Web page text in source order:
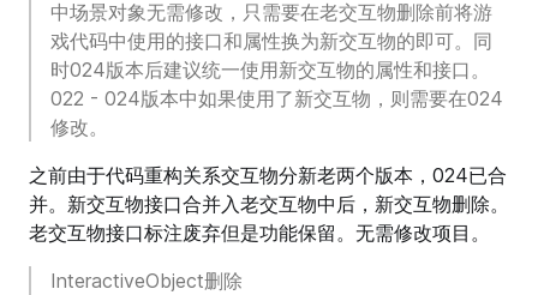
中场景对象无需修改，只需要在老交互物删除前将游
戏代码中使用的接口和属性换为新交互物的即可。同
时024版本后建议统一使用新交互物的属性和接口。
022 - 024版本中如果使用了新交互物，则需要在024
修改。
之前由于代码重构关系交互物分新老两个版本，024已合
并。新交互物接口合并入老交互物中后，新交互物删除。
老交互物接口标注废弃但是功能保留。无需修改项目。
InteractiveObject删除